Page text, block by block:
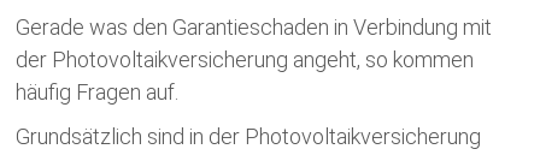
Gerade was den Garantieschaden in Verbindung mit
der Photovoltaikversicherung angeht, so kommen
häufig Fragen auf.
Grundsätzlich sind in der Photovoltaikversicherung